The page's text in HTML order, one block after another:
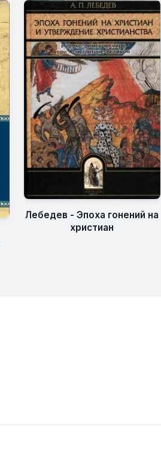
Лебедев - Эпоха гонений на
христиан